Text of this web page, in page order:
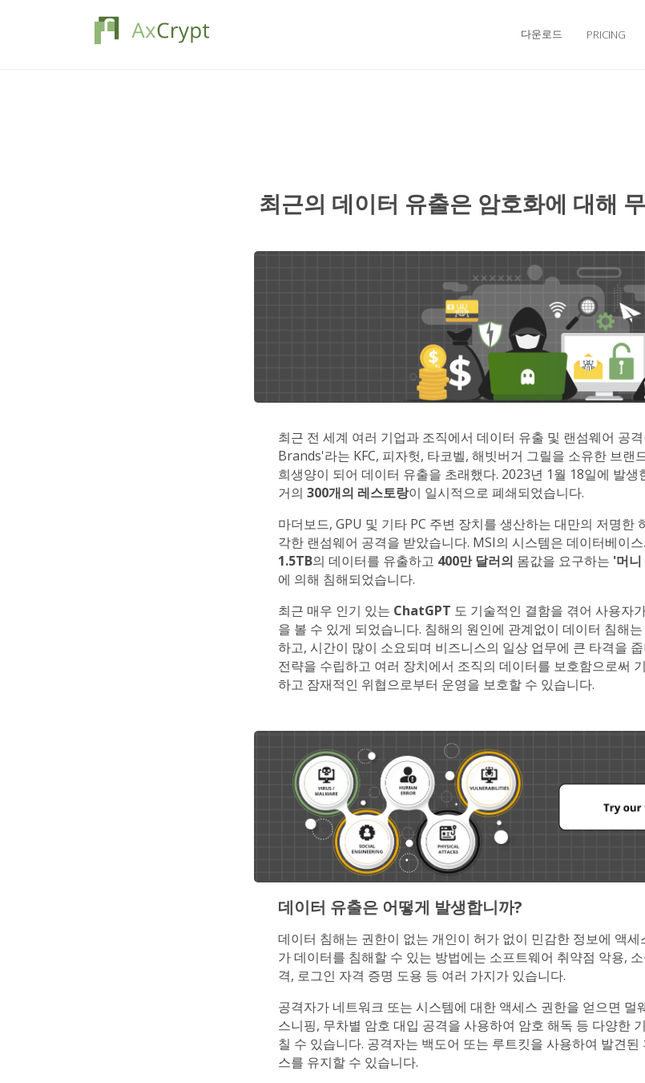
다운로드 PRICING
최근의 데이터 유출은 암호화에 대해
최근 전 세계 여러 기업과 조직에서 데이터 유출 및 랜섬웨어 공
Brands'라는 KFC, 피자헛, 타코벨, 해빗버거 그릴을 소유한 브랜
희생양이 되어 데이터 유출을 초래했다. 2023년 1월 18일에 발생
거의 300개의 레스토랑이 일시적으로 폐쇄되었습니다.
마더보드, GPU 및 기타 PC 주변 장치를 생산하는 대만의 저명한
각한 랜섬웨어 공격을 받았습니다. MSI의 시스템은 데이터베이
1.5TB의 데이터를 유출하고 400만 달러의 몸값을 요구하는 '머
에 의해 침해되었습니다.
최근 매우 인기 있는 ChatGPT 도 기술적인 결함을 겪어 사용자
을 볼 수 있게 되었습니다. 침해의 원인에 관계없이 데이터 침해
하고, 시간이 많이 소요되며 비즈니스의 일상 업무에 큰 타격을
전략을 수립하고 여러 장치에서 조직의 데이터를 보호함으로써
하고 잠재적인 위협으로부터 운영을 보호할 수 있습니다.
데이터 유출은 어떻게 발생합니까?
데이터 침해는 권한이 없는 개인이 허가 없이 민감한 정보에 액
가 데이터를 침해할 수 있는 방법에는 소프트웨어 취약점 악용,
격, 로그인 자격 증명 도용 등 여러 가지가 있습니다.
공격자가 네트워크 또는 시스템에 대한 액세스 권한을 얻으면 멀
스니핑, 무차별 암호 대입 공격을 사용하여 암호 해독 등 다양한
칠 수 있습니다. 공격자는 백도어 또는 루트킷을 사용하여 발견
스를 유지할 수 있습니다.